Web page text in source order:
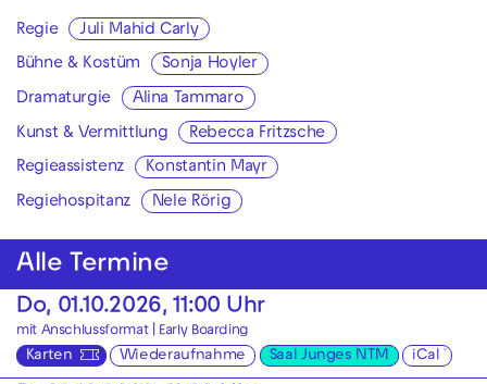
Regie Juli Mahid Carly
Bühne & Kostüm Sonja Hoyler
Dramaturgie Alina Tammaro
Kunst & Vermittlung Rebecca Fritzsche
Regieassistenz Konstantin Mayr
Regiehospitanz Nele Rörig
Alle Termine
Do, 01.10.2026, 11:00 Uhr
mit Anschlussformat | Early Boarding
Karten Wiederaufnahme Saal Junges NTM iCal